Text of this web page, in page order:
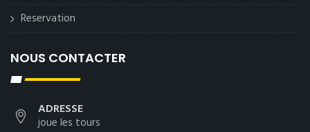
Reservation
NOUS CONTACTER
ADRESSE
joue les tours